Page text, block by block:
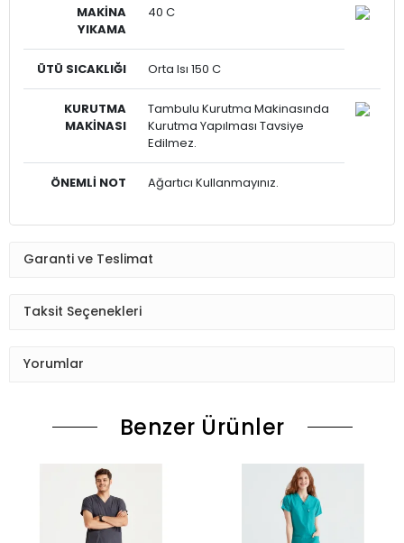
MAKİNA
YIKAMA
40 C
ÜTÜ SICAKLIĞI Orta Isı 150 C
KURUTMA
MAKİNASI
Tambulu Kurutma Makinasında
Kurutma Yapılması Tavsiye
Edilmez.
ÖNEMLİ NOT Ağartıcı Kullanmayınız.
Garanti ve Teslimat
Taksit Seçenekleri
Yorumlar
Benzer Ürünler